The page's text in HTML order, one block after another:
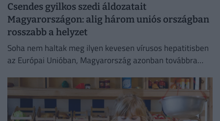
Csendes gyilkos szedi áldozatait
Magyarországon: alig három uniós országban
rosszabb a helyzet
Soha nem haltak meg ilyen kevesen vírusos hepatitisben
az Európai Unióban, Magyarország azonban továbbra